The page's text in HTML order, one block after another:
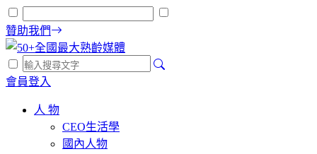
贊助我們
會員登入
人 物
CEO生活學
國內人物